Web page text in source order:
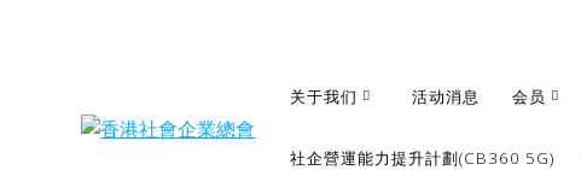
关于我们 活动消息 会员
社企營運能力提升計劃(CB360 5G)